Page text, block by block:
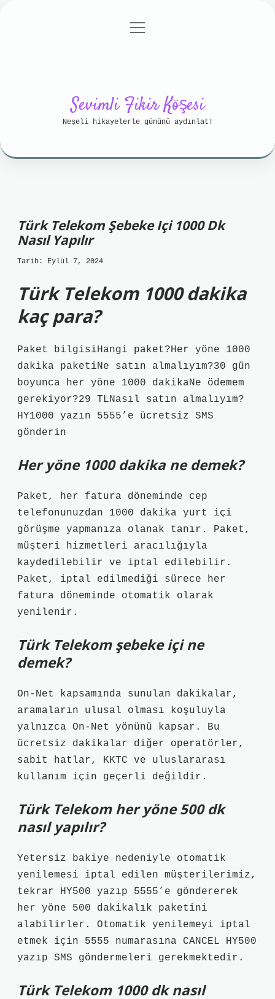
Gizlilik Politikası
menüyü
Sevimli Fikir Köşesi
Neşeli hikayelerle gününü aydınlat!
Türk Telekom Şebeke Içi 1000 Dk
Nasıl Yapılır
Tarih: Eylül 7, 2024
Türk Telekom 1000 dakika
kaç para?
Paket bilgisiHangi paket?Her yöne 1000
dakika paketiNe satın almalıyım?30 gün
boyunca her yöne 1000 dakikaNe ödemem
gerekiyor?29 TLNasıl satın almalıyım?
HY1000 yazın 5555’e ücretsiz SMS
gönderin
Her yöne 1000 dakika ne demek?
Paket, her fatura döneminde cep
telefonunuzdan 1000 dakika yurt içi
görüşme yapmanıza olanak tanır. Paket,
müşteri hizmetleri aracılığıyla
kaydedilebilir ve iptal edilebilir.
Paket, iptal edilmediği sürece her
fatura döneminde otomatik olarak
yenilenir.
Türk Telekom şebeke içi ne
demek?
On-Net kapsamında sunulan dakikalar,
aramaların ulusal olması koşuluyla
yalnızca On-Net yönünü kapsar. Bu
ücretsiz dakikalar diğer operatörler,
sabit hatlar, KKTC ve uluslararası
kullanım için geçerli değildir.
Türk Telekom her yöne 500 dk
nasıl yapılır?
Yetersiz bakiye nedeniyle otomatik
yenilemesi iptal edilen müşterilerimiz,
tekrar HY500 yazıp 5555’e göndererek
her yöne 500 dakikalık paketini
alabilirler. Otomatik yenilemeyi iptal
etmek için 5555 numarasına CANCEL HY500
yazıp SMS göndermeleri gerekmektedir.
Türk Telekom 1000 dk nasıl